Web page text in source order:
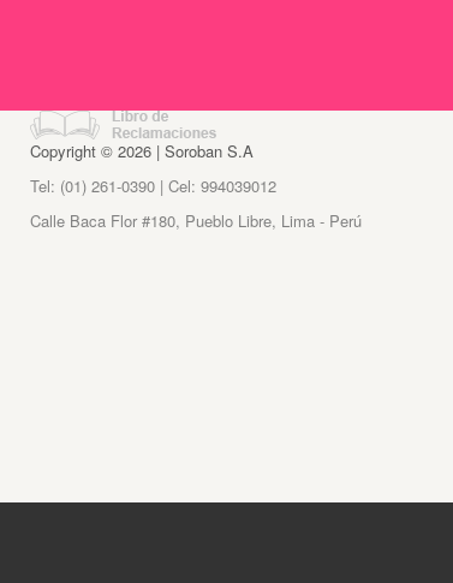
Copyright © 2026 | Soroban S.A
Tel: (01) 261-0390 | Cel: 994039012
Calle Baca Flor #180, Pueblo Libre, Lima - Perú